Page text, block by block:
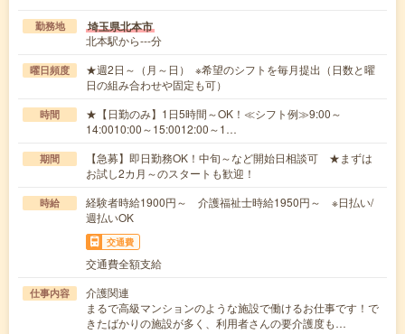
勤務地 埼玉県北本市
北本駅から---分
曜日頻度
★週2日～（月～日） ※希望のシフトを毎月提出（日数と曜
日の組み合わせや固定も可）
時間
★【日勤のみ】1日5時間～OK！≪シフト例≫9:00～
14:0010:00～15:0012:00～1…
期間
【急募】即日勤務OK！中旬～など開始日相談可 ★まずは
お試し2カ月～のスタートも歓迎！
時給
経験者時給1900円～ 介護福祉士時給1950円～ ※日払い/
週払いOK
交通費
交通費全額支給
仕事内容
介護関連
まるで高級マンションのような施設で働けるお仕事です！で
きたばかりの施設が多く、利用者さんの要介護度も…